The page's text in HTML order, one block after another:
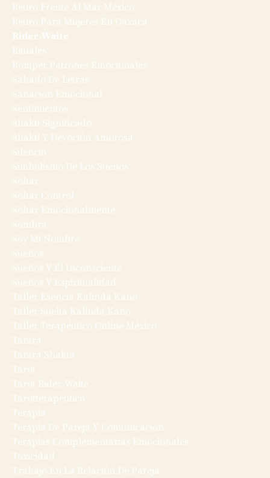
Retiro Frente Al Mar México
Retiro Para Mujeres En Oaxaca
Rider-Waite
Rituales
Romper Patrones Emocionales
Sabado De Letras
Sanación Emocional
Sentimientos
Shakti Significado
Shakti Y Devoción Amorosa
Silencio
Simbolismo De Los Sueños
Soltar
Soltar Control
Soltar Emocionalmente
Sombra
Soy Mi Nombre
Sueños
Sueños Y El Inconsciente
Sueños Y Espiritualidad
Taller Esencia Kalinda Kano
Taller Suelta Kalinda Kano
Taller Terapéutico Online México
Tantra
Tantra Shakta
Tarot
Tarot Rider-Waite
Tarotterapeutico
Terapia
Terapia De Pareja Y Comunicación
Terapias Complementarias Emocionales
Toxicidad
Trabajo En La Relación De Pareja